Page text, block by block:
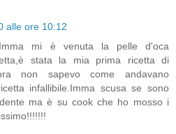
alle ore 10:12
mi è venuta la pelle d'oca
stata la mia prima ricetta di
non sapevo come andavano
infallibile.Imma scusa se sono
ma è su cook che ho mosso i